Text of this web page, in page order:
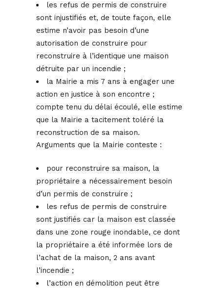
les refus de permis de construire
sont injustifiés et, de toute façon, elle
estime n’avoir pas besoin d’une
autorisation de construire pour
reconstruire à l’identique une maison
détruite par un incendie ;
la Mairie a mis 7 ans à engager une
action en justice à son encontre ;
compte tenu du délai écoulé, elle estime
que la Mairie a tacitement toléré la
reconstruction de sa maison.
Arguments que la Mairie conteste :
pour reconstruire sa maison, la
propriétaire a nécessairement besoin
d’un permis de construire ;
les refus de permis de construire
sont justifiés car la maison est classée
dans une zone rouge inondable, ce dont
la propriétaire a été informée lors de
l’achat de la maison, 2 ans avant
l’incendie ;
l’action en démolition peut être